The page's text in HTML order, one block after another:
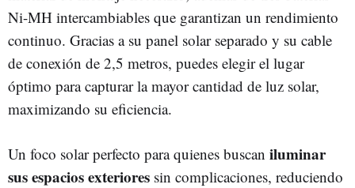
Ni-MH intercambiables que garantizan un rendimiento
continuo. Gracias a su panel solar separado y su cable
de conexión de 2,5 metros, puedes elegir el lugar
óptimo para capturar la mayor cantidad de luz solar,
maximizando su eficiencia.
Un foco solar perfecto para quienes buscan iluminar
sus espacios exteriores sin complicaciones, reduciendo